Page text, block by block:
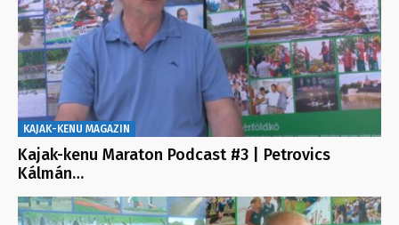
KAJAK-KENU MAGAZIN
Kajak-kenu Maraton Podcast #3 | Petrovics
Kálmán…